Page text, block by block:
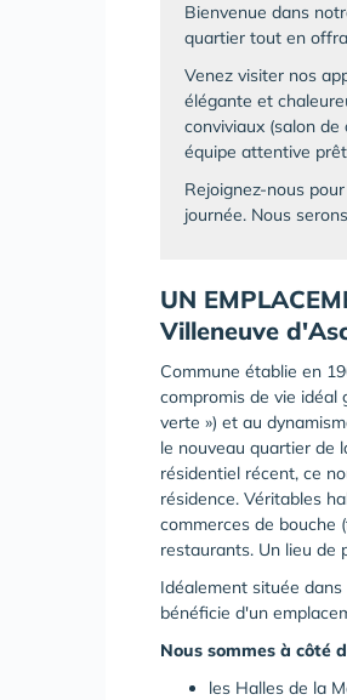
Bienvenue dans
quartier tout en
Venez visiter nos
élégante et
conviviaux (salon
équipe attentive
Rejoignez-nous
journée. Nous
UN
Villeneuve
Commune établie en
compromis de vie idéal
verte ») et au
le nouveau quartier de
résidentiel récent, ce
résidence. Véritables
commerces de bouche
restaurants. Un lieu de
Idéalement située
bénéficie d'un
Nous sommes à côté
les Halles de la